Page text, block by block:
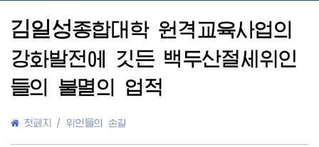
김일성종합대학 원격교육사업의
강화발전에 깃든 백두산절세위인
들의 불멸의 업적
첫페지 / 위인들의 손길